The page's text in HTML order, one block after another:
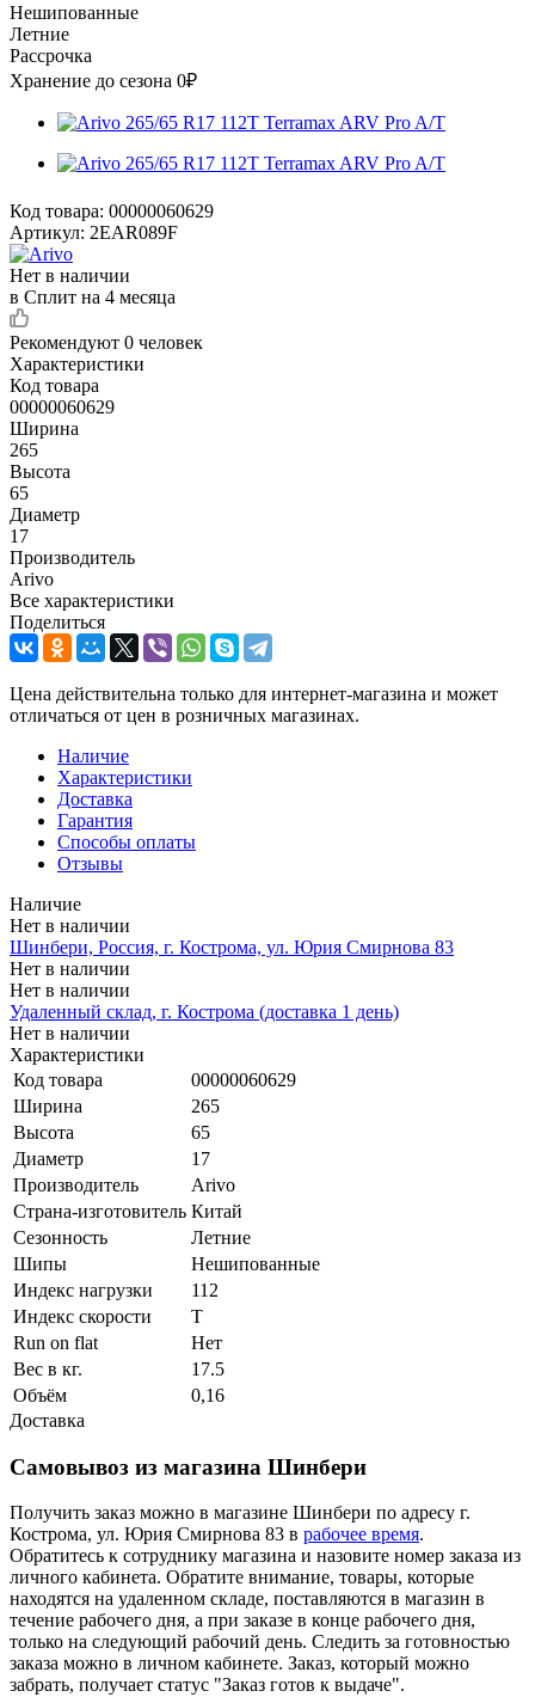
Нешипованные
Летние
Рассрочка
Хранение до сезона 0₽
Код товара: 00000060629
Артикул: 2EAR089F
Нет в наличии
в Сплит на 4 месяца
Рекомендуют 0 человек
Характеристики
Код товара
00000060629
Ширина
265
Высота
65
Диаметр
17
Производитель
Arivo
Все характеристики
Поделиться
Цена действительна только для интернет-магазина и может
отличаться от цен в розничных магазинах.
Наличие
Характеристики
Доставка
Гарантия
Способы оплаты
Отзывы
Наличие
Нет в наличии
Шинбери, Россия, г. Кострома, ул. Юрия Смирнова 83
Нет в наличии
Нет в наличии
Удаленный склад, г. Кострома (доставка 1 день)
Нет в наличии
Характеристики
Код товара
00000060629
Ширина
265
Высота
65
Диаметр
17
Производитель
Arivo
Страна-изготовитель Китай
Сезонность
Летние
Шипы
Нешипованные
Индекс нагрузки
112
Индекс скорости
T
Run on flat
Нет
Вес в кг.
17.5
Объём
0,16
Доставка
Самовывоз из магазина Шинбери
Получить заказ можно в магазине Шинбери по адресу г.
Кострома, ул. Юрия Смирнова 83 в рабочее время.
Обратитесь к сотруднику магазина и назовите номер заказа из
личного кабинета. Обратите внимание, товары, которые
находятся на удаленном складе, поставляются в магазин в
течение рабочего дня, а при заказе в конце рабочего дня,
только на следующий рабочий день. Следить за готовностью
заказа можно в личном кабинете. Заказ, который можно
забрать, получает статус "Заказ готов к выдаче".